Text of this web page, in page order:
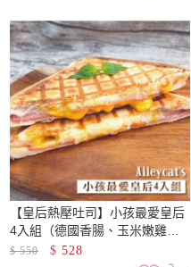
【皇后熱壓吐司】小孩最愛皇后
4入組（德國香腸、玉米嫩雞、
起士火腿、波隆那肉醬）
$550 $ 528